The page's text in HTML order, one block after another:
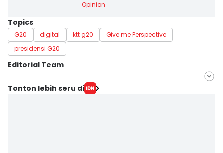
Opinion
Topics
G20 digital ktt g20
Give me Perspective
presidensi G20
Editorial Team
Editor
Tonton lebih seru di